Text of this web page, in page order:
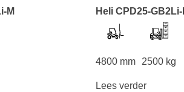
M Heli CPD25-GB2Li-
4800 mm 2500 kg
Lees verder